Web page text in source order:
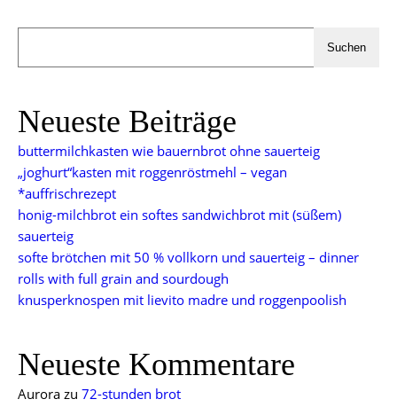
Suchen
Neueste Beiträge
buttermilchkasten wie bauernbrot ohne sauerteig
„joghurt“kasten mit roggenröstmehl – vegan
*auffrischrezept
honig-milchbrot ein softes sandwichbrot mit (süßem)
sauerteig
softe brötchen mit 50 % vollkorn und sauerteig – dinner
rolls with full grain and sourdough
knusperknospen mit lievito madre und roggenpoolish
Neueste Kommentare
Aurora zu 72-stunden brot